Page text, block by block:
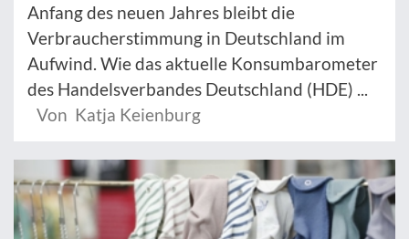
Anfang des neuen Jahres bleibt die
Verbraucherstimmung in Deutschland im
Aufwind. Wie das aktuelle Konsumbarometer
des Handelsverbandes Deutschland (HDE) ...
Von Katja Keienburg